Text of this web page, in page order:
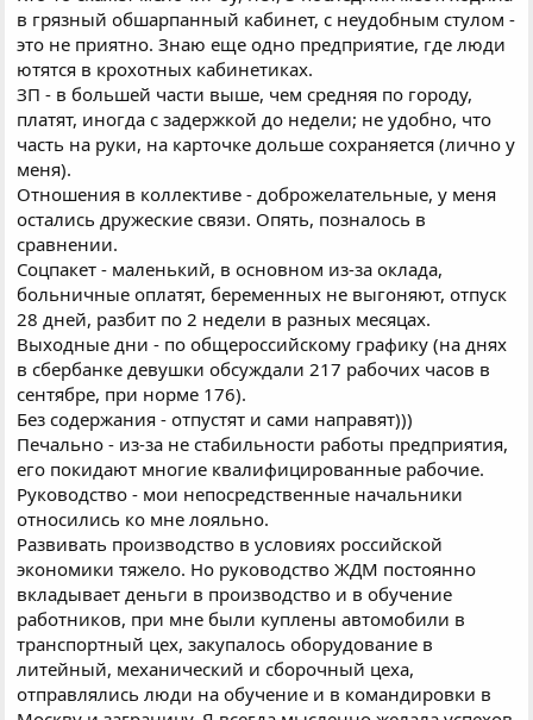
в грязный обшарпанный кабинет, с неудобным стулом -
это не приятно. Знаю еще одно предприятие, где люди
ютятся в крохотных кабинетиках.
ЗП - в большей части выше, чем средняя по городу,
платят, иногда с задержкой до недели; не удобно, что
часть на руки, на карточке дольше сохраняется (лично у
меня).
Отношения в коллективе - доброжелательные, у меня
остались дружеские связи. Опять, позналось в
сравнении.
Соцпакет - маленький, в основном из-за оклада,
больничные оплатят, беременных не выгоняют, отпуск
28 дней, разбит по 2 недели в разных месяцах.
Выходные дни - по общероссийскому графику (на днях
в сбербанке девушки обсуждали 217 рабочих часов в
сентябре, при норме 176).
Без содержания - отпустят и сами направят)))
Печально - из-за не стабильности работы предприятия,
его покидают многие квалифицированные рабочие.
Руководство - мои непосредственные начальники
относились ко мне лояльно.
Развивать производство в условиях российской
экономики тяжело. Но руководство ЖДМ постоянно
вкладывает деньги в производство и в обучение
работников, при мне были куплены автомобили в
транспортный цех, закупалось оборудование в
литейный, механический и сборочный цеха,
отправлялись люди на обучение и в командировки в